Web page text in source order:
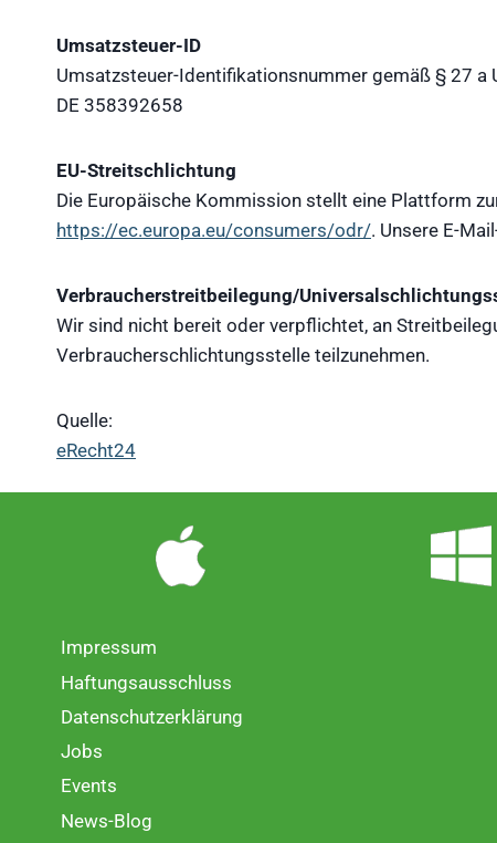
Umsatzsteuer-ID
Umsatzsteuer-Identifikationsnummer gemäß § 27 a
DE 358392658
EU-Streitschlichtung
Die Europäische Kommission stellt eine Plattform
https://ec.europa.eu/consumers/odr/. Unsere E-
Verbraucherstreitbeilegung/
Wir sind nicht bereit oder verpflichtet, an
Verbraucherschlichtungsstelle teilzunehmen.
Quelle:
eRecht24
Impressum
Haftungsausschluss
Datenschutzerklärung
Jobs
Events
News-Blog